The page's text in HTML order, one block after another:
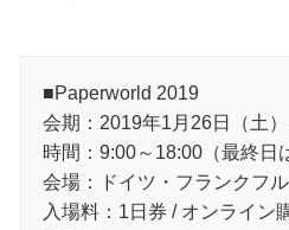
■Paperworld 2019
会期：2019年1月26日（土）
時間：9:00～18:00（最終日
会場：ドイツ・フランクフ
入場料：1日券 / オンライン